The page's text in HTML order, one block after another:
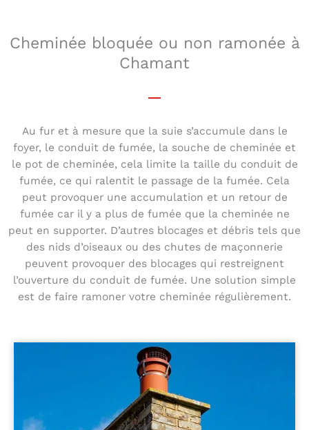
Cheminée bloquée ou non ramonée à
Chamant
Au fur et à mesure que la suie s’accumule dans le
foyer, le conduit de fumée, la souche de cheminée et
le pot de cheminée, cela limite la taille du conduit de
fumée, ce qui ralentit le passage de la fumée. Cela
peut provoquer une accumulation et un retour de
fumée car il y a plus de fumée que la cheminée ne
peut en supporter. D’autres blocages et débris tels que
des nids d’oiseaux ou des chutes de maçonnerie
peuvent provoquer des blocages qui restreignent
l’ouverture du conduit de fumée. Une solution simple
est de faire ramoner votre cheminée régulièrement.